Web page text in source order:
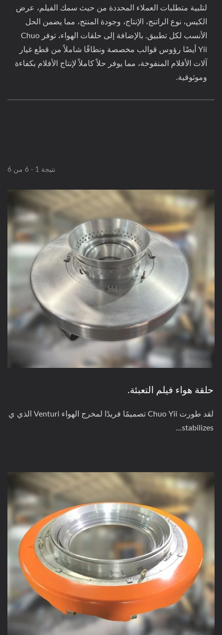
لتلبية متطلبات العملاء المحددة من حيث سمك الفيلم، عرض
الكيس، نوع الراتنج، الإنتاج، وجودة المنتج، مما يضمن الحل
الأنسب لكل تطبيق. بالإضافة إلى حلقات الهواء، توفر Chuo
Yii أيضًا رؤوس قوالب مخصصة ونطاقًا شاملاً من قطع غيار
آلات الأفلام المنفوخة، مما يوفر حلاً كاملاً لإنتاج الأفلام بكفاءة
وموثوقية.
نتيجة 1 - 6 من 6
حلقة هواء فيلم التعبئة.
لقد طورت Chuo Yii تصميمًا فريدًا لمخرج الهواء Venturi الذي ي
stabilizes...